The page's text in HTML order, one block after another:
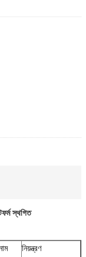
স্থগিত
নিয়ন্ত্রণ